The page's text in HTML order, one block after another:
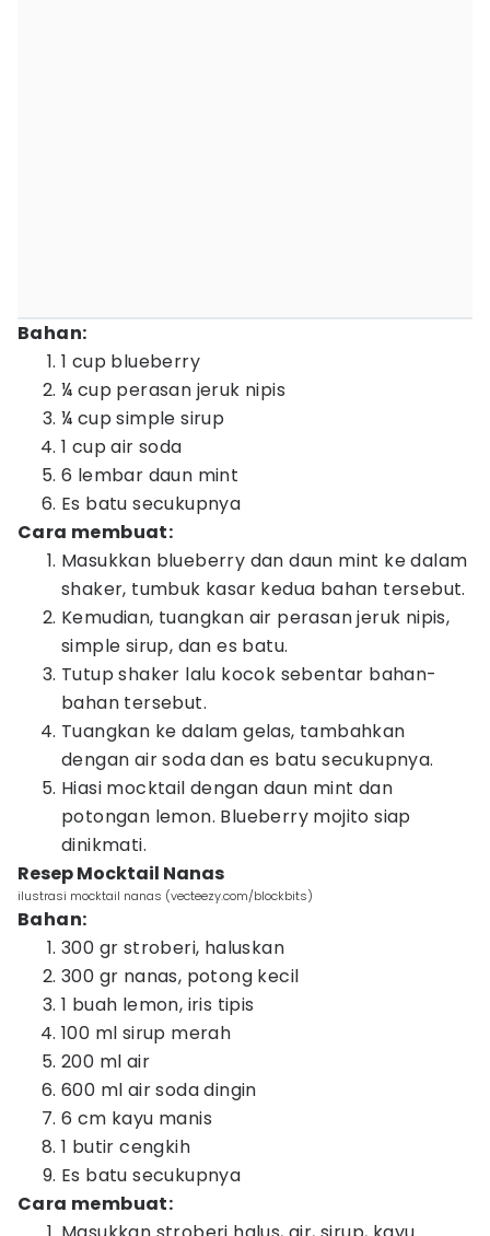
Bahan:
1 cup blueberry
¼ cup perasan jeruk nipis
¼ cup simple sirup
1 cup air soda
6 lembar daun mint
Es batu secukupnya
Cara membuat:
Masukkan blueberry dan daun mint ke dalam
shaker, tumbuk kasar kedua bahan tersebut.
Kemudian, tuangkan air perasan jeruk nipis,
simple sirup, dan es batu.
Tutup shaker lalu kocok sebentar bahan-
bahan tersebut.
Tuangkan ke dalam gelas, tambahkan
dengan air soda dan es batu secukupnya.
Hiasi mocktail dengan daun mint dan
potongan lemon. Blueberry mojito siap
dinikmati.
Resep Mocktail Nanas
ilustrasi mocktail nanas (vecteezy.com/blockbits)
Bahan:
300 gr stroberi, haluskan
300 gr nanas, potong kecil
1 buah lemon, iris tipis
100 ml sirup merah
200 ml air
600 ml air soda dingin
6 cm kayu manis
1 butir cengkih
Es batu secukupnya
Cara membuat: